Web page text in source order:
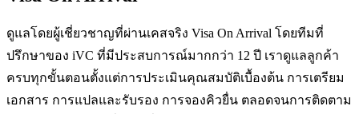
ดูแลโดยผู้เชี่ยวชาญที่ผ่านเคสจริง Visa On Arrival โดยทีมที่
ปรึกษาของ iVC ที่มีประสบการณ์มากกว่า 12 ปี เราดูแลลูกค้า
ครบทุกขั้นตอนตั้งแต่การประเมินคุณสมบัติเบื้องต้น การเตรียม
เอกสาร การแปลและรับรอง การจองคิวยื่น ตลอดจนการติดตาม